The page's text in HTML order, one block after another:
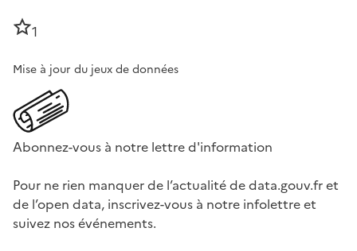
1
Mise à jour du jeux de données
Abonnez-vous à notre lettre d'information
Pour ne rien manquer de l’actualité de data.gouv.fr et
de l’open data, inscrivez-vous à notre infolettre et
suivez nos événements.